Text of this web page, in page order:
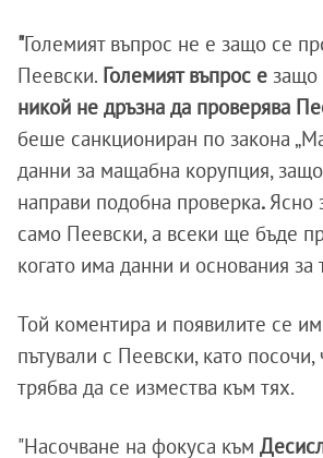
"Големият въпрос не е защо се
Пеевски. Големият въпрос е защо
никой не дръзна да проверява
беше санкциониран по закона
данни за мащабна корупция,
направи подобна проверка.Ясно
само Пеевски, а всеки ще бъде
когато има данни и основания за
Той коментира и появилите се
пътували с Пеевски, като посочи,
трябва да се измества към тях.
"Насочване на фокуса към